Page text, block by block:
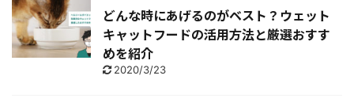
どんな時にあげるのがベスト？ウェット
キャットフードの活用方法と厳選おすす
めを紹介
2020/3/23